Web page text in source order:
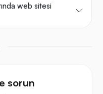
web sitesi
sorun